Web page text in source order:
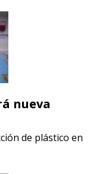
nueva
de plástico en